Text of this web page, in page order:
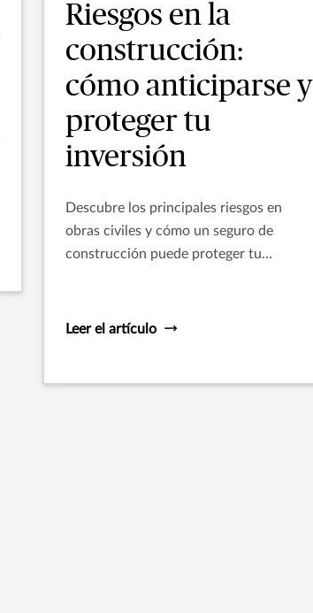
Riesgos en la
construcción:
cómo anticiparse y
proteger tu
inversión
Descubre los principales riesgos en
obras civiles y cómo un seguro de
construcción puede proteger tu
Leer el artículo